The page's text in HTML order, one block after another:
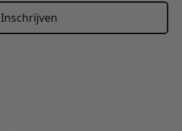
Inschrijven